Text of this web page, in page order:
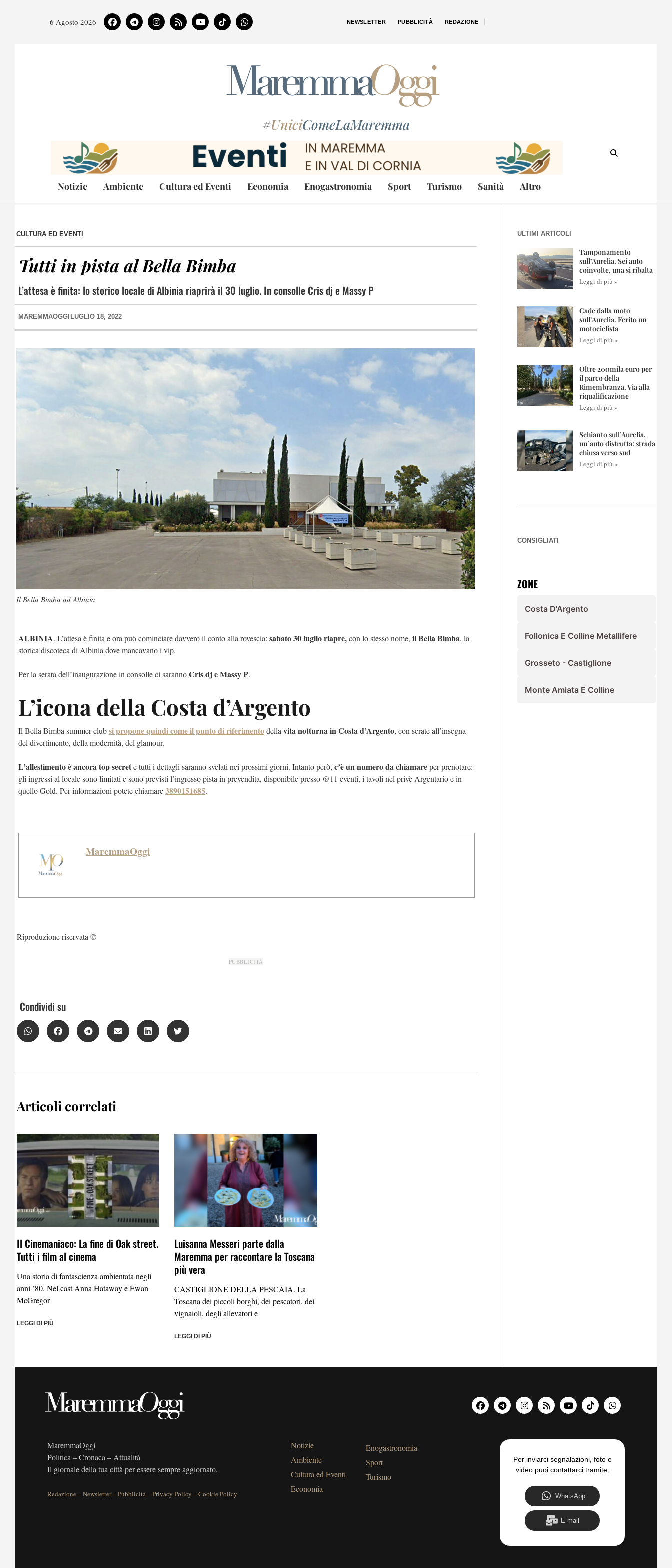
6 Agosto 2026 NEWSLETTER PUBBLICITÀ REDAZIONE
#UniciComeLaMaremma
Notizie Ambiente Cultura ed Eventi Economia Enogastronomia Sport Turismo Sanità Altro
CULTURA ED EVENTI
Tutti in pista al Bella Bimba
L’attesa è finita: lo storico locale di Albinia riaprirà il 30 luglio. In consolle Cris dj e Massy P
MAREMMAOGGI LUGLIO 18, 2022
Il Bella Bimba ad Albinia
ALBINIA. L’attesa è finita e ora può cominciare davvero il conto alla rovescia: sabato 30 luglio riapre,con lo stesso nome, il Bella Bimba, la
storica discoteca di Albinia dove mancavano i vip.
Per la serata dell’inaugurazione in consolle ci sarannoCris dj e Massy P.
L’icona della Costa d’Argento
Il Bella Bimba summer clubsi propone quindi come il punto di riferimentodella vita notturna in Costa d’Argento, con serate all’insegna
del divertimento, della modernità, del glamour.
L’allestimento è ancora top secrete tutti i dettagli saranno svelati nei prossimi giorni. Intanto però, c’è un numero da chiamareper prenotare:
gli ingressi al locale sono limitati e sono previsti l’ingresso pista in prevendita, disponibile presso @11 eventi, i tavoli nel privè Argentario e in
quello Gold. Per informazioni potete chiamare3890151685.
MaremmaOggi
Riproduzione riservata ©
PUBBLICITÀ
Condividi su
Articoli correlati
Il Cinemaniaco: La fine di Oak street.
Tutti i film al cinema
Una storia di fantascienza ambientata negli
anni ’80. Nel cast Anna Hataway e Ewan
McGregor
LEGGI DI PIÙ
Luisanna Messeri parte dalla
Maremma per raccontare la Toscana
più vera
CASTIGLIONE DELLA PESCAIA. La
Toscana dei piccoli borghi, dei pescatori, dei
vignaioli, degli allevatori e
LEGGI DI PIÙ
ULTIMI ARTICOLI
Tamponamento
sull’Aurelia. Sei auto
coinvolte, una si ribalta
Leggi di più »
Cade dalla moto
sull’Aurelia. Ferito un
motociclista
Leggi di più »
Oltre 200mila euro per
il parco della
Rimembranza. Via alla
riqualificazione
Leggi di più »
Schianto sull’Aurelia,
un’auto distrutta: strada
chiusa verso sud
Leggi di più »
CONSIGLIATI
ZONE
Costa D'Argento
Follonica E Colline Metallifere
Grosseto - Castiglione
Monte Amiata E Colline
MaremmaOggi
Politica – Cronaca – Attualità
Il giornale della tua città per essere sempre aggiornato.
Redazione –Newsletter–Pubblicità–Privacy Policy –Cookie Policy
Notizie
Ambiente
Cultura ed Eventi
Economia
Enogastronomia
Sport
Turismo
Per inviarci segnalazioni, foto e
video puoi contattarci tramite:
WhatsApp
E-mail